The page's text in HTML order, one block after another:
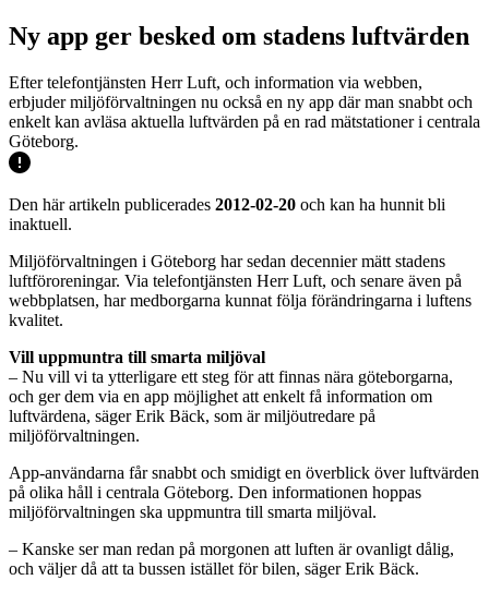
Ny app ger besked om stadens luftvärden
Efter telefontjänsten Herr Luft, och information via webben,
erbjuder miljöförvaltningen nu också en ny app där man snabbt och
enkelt kan avläsa aktuella luftvärden på en rad mätstationer i centrala
Göteborg.
Den här artikeln publicerades 2012-02-20 och kan ha hunnit bli
inaktuell.
Miljöförvaltningen i Göteborg har sedan decennier mätt stadens
luftföroreningar. Via telefontjänsten Herr Luft, och senare även på
webbplatsen, har medborgarna kunnat följa förändringarna i luftens
kvalitet.
Vill uppmuntra till smarta miljöval
– Nu vill vi ta ytterligare ett steg för att finnas nära göteborgarna,
och ger dem via en app möjlighet att enkelt få information om
luftvärdena, säger Erik Bäck, som är miljöutredare på
miljöförvaltningen.
App-användarna får snabbt och smidigt en överblick över luftvärden
på olika håll i centrala Göteborg. Den informationen hoppas
miljöförvaltningen ska uppmuntra till smarta miljöval.
– Kanske ser man redan på morgonen att luften är ovanligt dålig,
och väljer då att ta bussen istället för bilen, säger Erik Bäck.